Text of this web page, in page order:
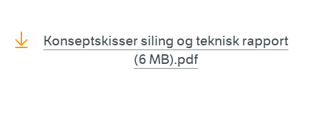
Konseptskisser siling og teknisk rapport
(6 MB).pdf